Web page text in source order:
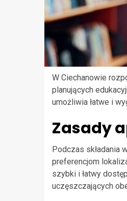
W Ciechanowie
planujących
umożliwia łatwe i
Zasady
Podczas składania
preferencjom
szybki i łatwy
uczęszczających